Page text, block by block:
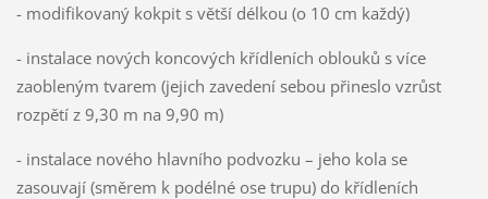
- modifikovaný kokpit s větší délkou (o 10 cm každý)
- instalace nových koncových křídleních oblouků s více
zaobleným tvarem (jejich zavedení sebou přineslo vzrůst
rozpětí z 9,30 m na 9,90 m)
- instalace nového hlavního podvozku – jeho kola se
zasouvají (směrem k podélné ose trupu) do křídleních